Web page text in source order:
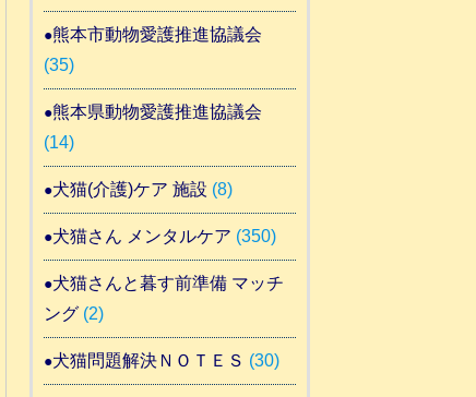
熊本市動物愛護推進協議会
(35)
熊本県動物愛護推進協議会
(14)
犬猫(介護)ケア 施設 (8)
犬猫さん メンタルケア (350)
犬猫さんと暮す前準備 マッチ
ング(2)
犬猫問題解決ＮＯＴＥＳ (30)